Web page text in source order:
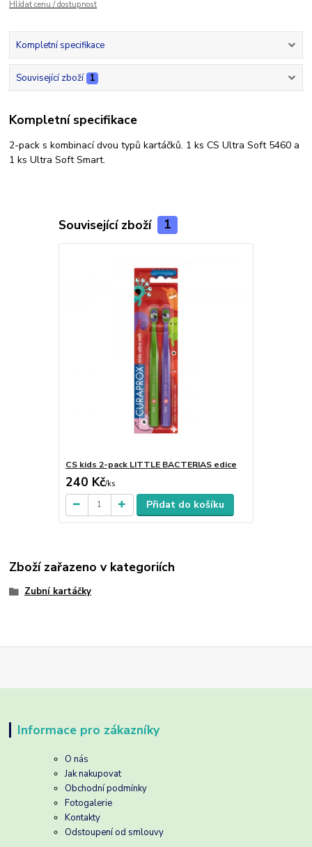
Hlídat cenu / dostupnost
Kompletní specifikace
Související zboží 1
Kompletní specifikace
2-pack s kombinací dvou typů kartáčků. 1 ks CS Ultra Soft 5460 a
1 ks Ultra Soft Smart.
Související zboží 1
CS kids 2-pack LITTLE BACTERIAS edice
240 Kč/ks
Přidat do košíku
Zboží zařazeno v kategoriích
Zubní kartáčky
Informace pro zákazníky
O nás
Jak nakupovat
Obchodní podmínky
Fotogalerie
Kontakty
Odstoupení od smlouvy